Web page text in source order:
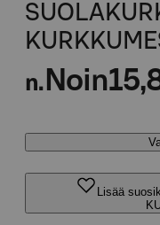
n. Noin
Lisää